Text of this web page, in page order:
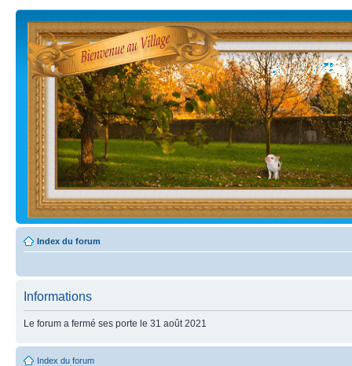
Index du forum
Informations
Le forum a fermé ses porte le 31 août 2021
Index du forum